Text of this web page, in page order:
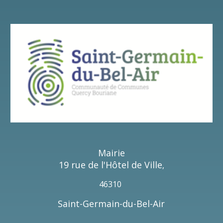
Vendredide 14h à 17h
et le samedide 9h Ã 12h
le vendredi matin, de 9h à 12h30
Mairie
19 rue de l'Hôtel de Ville,
46310
Saint-Germain-du-Bel-Air